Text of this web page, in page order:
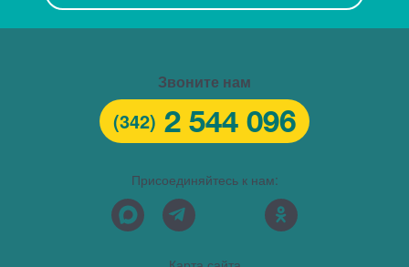
Звоните нам
(342) 2 544 096
Присоединяйтесь к нам: